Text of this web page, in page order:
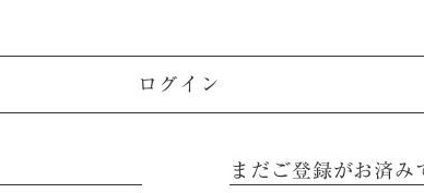
ログイン
まだご登録がお済み